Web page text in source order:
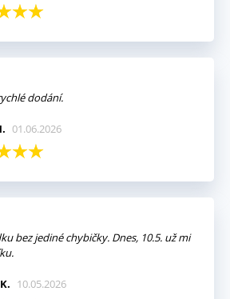
dodání.
01.06.2026
bez jediné chybičky. Dnes, 10.5. už mi
10.05.2026